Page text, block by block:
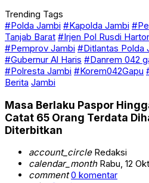
Trending Tags
#Polda Jambi #Kapolda Jambi
Tanjab Barat #Irjen Pol Rusdi
#Pemprov Jambi #Ditlantas Polda
#Gubernur Al Haris #Danrem 042
#Polresta Jambi #Korem042Gapu
Berita Jambi
Masa Berlaku Paspor
Catat 65 Orang Terdata
Diterbitkan
account_circleRedaksi
calendar_monthRabu, 12
comment 0 komentar